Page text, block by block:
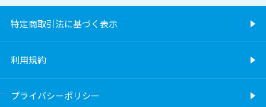
特定商取引法に基づく表示
利用規約
プライバシーポリシー